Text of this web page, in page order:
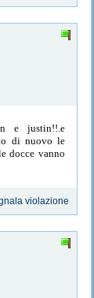
e justin!!.e
di nuovo le
docce vanno
violazione